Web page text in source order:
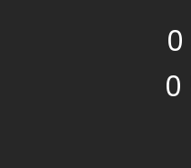
0
0